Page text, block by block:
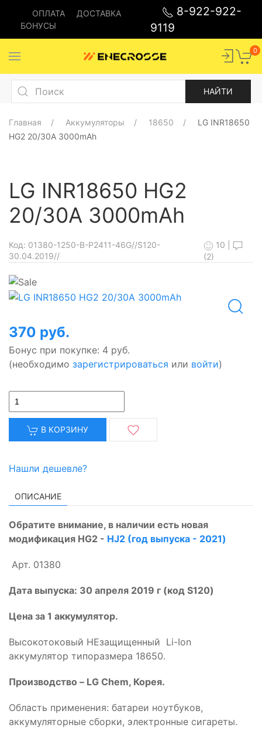
ОПЛАТА
ДОСТАВКА
БОНУСЫ
8-922-922-
9119
0
Главная Аккумуляторы 18650
LG INR18650
HG2 20/30A 3000mAh
LG INR18650 HG2
20/30A 3000mAh
Код: 01380-1250-B-P2411-46G//S120-
30.04.2019//
10
(2)
370 руб.
Бонус при покупке: 4 руб.
(необходимо зарегистрироваться или войти)
В КОРЗИНУ
Нашли дешевле?
ОПИСАНИЕ
Обратите внимание, в наличии есть новая
модификация HG2 - HJ2 (год выпуска - 2021)
Арт. 01380
Дата выпуска: 30 апреля 2019 г (код S120)
Цена за 1 аккумулятор.
Высокотоковый НЕзащищенный Li-Ion
аккумулятор типоразмера 18650.
Производство – LG Chem, Корея.
Область применения: батареи ноутбуков,
аккумуляторные сборки, электронные сигареты.